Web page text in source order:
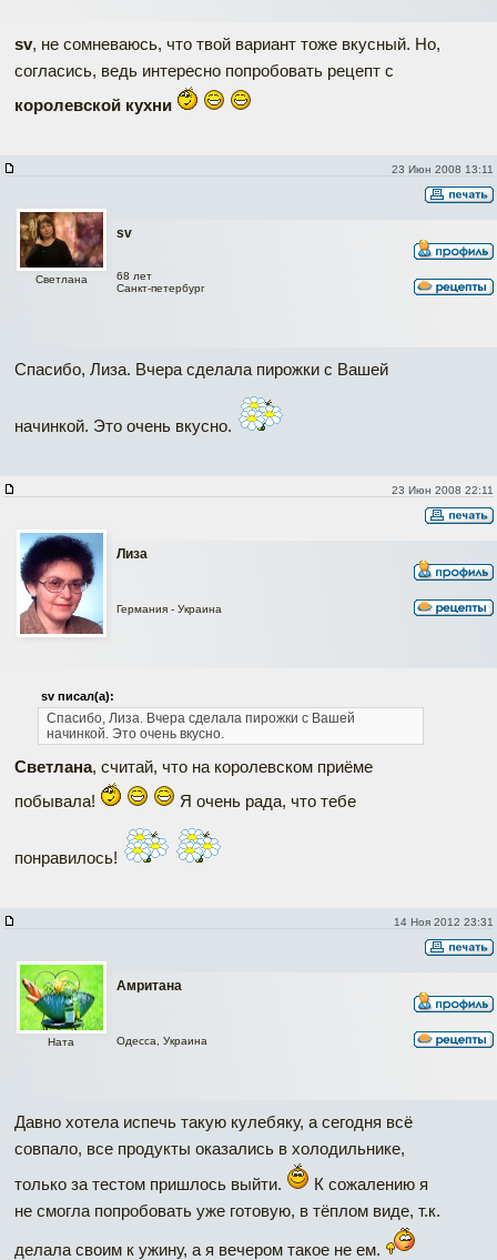
sv, не сомневаюсь, что твой вариант тоже вкусный. Но,
согласись, ведь интересно попробовать рецепт с
королевской кухни
23 Июн 2008 13:11
sv
Светлана
68 лет
Санкт-петербург
Спасибо, Лиза. Вчера сделала пирожки с Вашей
начинкой. Это очень вкусно.
23 Июн 2008 22:11
Лиза
Германия - Украина
sv писал(а):
Спасибо, Лиза. Вчера сделала пирожки с Вашей
начинкой. Это очень вкусно.
Светлана, считай, что на королевском приёме
побывала!
Я очень рада, что тебе
понравилось!
14 Ноя 2012 23:31
Амритана
Ната Одесса, Украина
Давно хотела испечь такую кулебяку, а сегодня всё
совпало, все продукты оказались в холодильнике,
только за тестом пришлось выйти.
К сожалению я
не смогла попробовать уже готовую, в тёплом виде, т.к.
делала своим к ужину, а я вечером такое не ем.